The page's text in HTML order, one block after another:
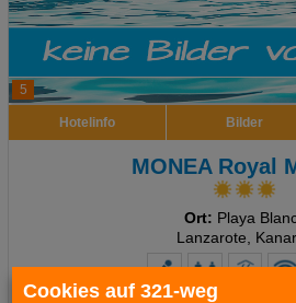
Cookies auf 321-weg
5
Hotelinfo Bilder
MONEA Royal
Ort: Playa
Lanzarote,